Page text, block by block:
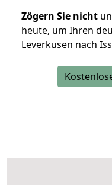
Zögern Sie nicht
heute, um Ihren
Leverkusen nach